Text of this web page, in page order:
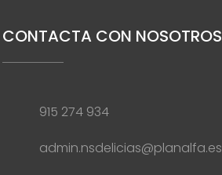
CONTACTA CON NOSOTROS
915 274 934
admin.nsdelicias@planalfa.es